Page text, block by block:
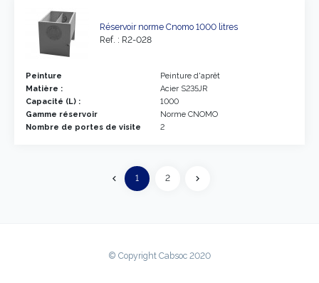
Réservoir norme Cnomo 1000 litres
Ref. : R2-028
Peinture
Peinture d'aprêt
Matière :
Acier S235JR
Capacité (L) :
1000
Gamme réservoir
Norme CNOMO
Nombre de portes de visite
2
chevron_left Précédent
1 2 chevron_rightSuivant
© Copyright Cabsoc 2020